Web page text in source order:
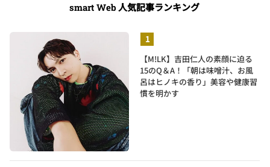
smart Web 人気記事ランキング
【M!LK】吉田仁人の素顔に迫る
15のQ＆A！「朝は味噌汁、お風
呂はヒノキの香り」美容や健康習
慣を明かす